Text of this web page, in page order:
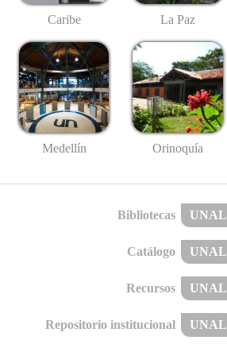
Caribe La Paz
Medellín Orinoquía
Bibliotecas UNAL
Catálogo UNAL
Recursos UNAL
Repositorio institucional UNAL